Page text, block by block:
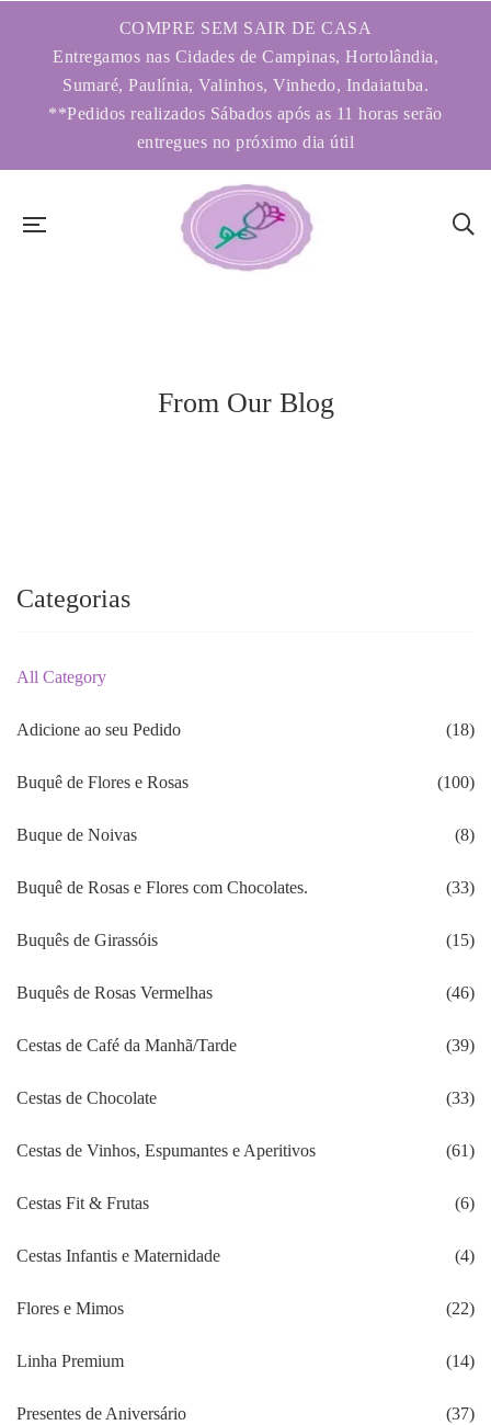
COMPRE SEM SAIR DE CASA
Entregamos nas Cidades de Campinas, Hortolândia,
Sumaré, Paulínia, Valinhos, Vinhedo, Indaiatuba.
**Pedidos realizados Sábados após as 11 horas serão
entregues no próximo dia útil
From Our Blog
Categorias
All Category
Adicione ao seu Pedido (18)
Buquê de Flores e Rosas (100)
Buque de Noivas (8)
Buquê de Rosas e Flores com Chocolates. (33)
Buquês de Girassóis (15)
Buquês de Rosas Vermelhas (46)
Cestas de Café da Manhã/Tarde (39)
Cestas de Chocolate (33)
Cestas de Vinhos, Espumantes e Aperitivos (61)
Cestas Fit & Frutas (6)
Cestas Infantis e Maternidade (4)
Flores e Mimos (22)
Linha Premium (14)
Presentes de Aniversário (37)